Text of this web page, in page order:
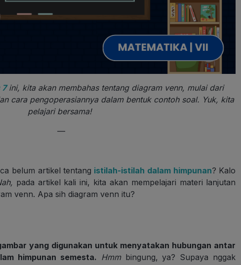
7ini, kita akan membahas tentang diagram venn, mulai dari
cara pengoperasiannya dalam bentuk contoh soal. Yuk, kita
pelajari bersama!
—
belum artikel tentang istilah-istilah dalam himpunan? Kalo
pada artikel kali ini, kita akan mempelajari materi lanjutan
venn. Apa sih diagram venn itu?
yang digunakan untuk menyatakan hubungan antar
himpunan semesta. Hmm bingung, ya? Supaya nggak